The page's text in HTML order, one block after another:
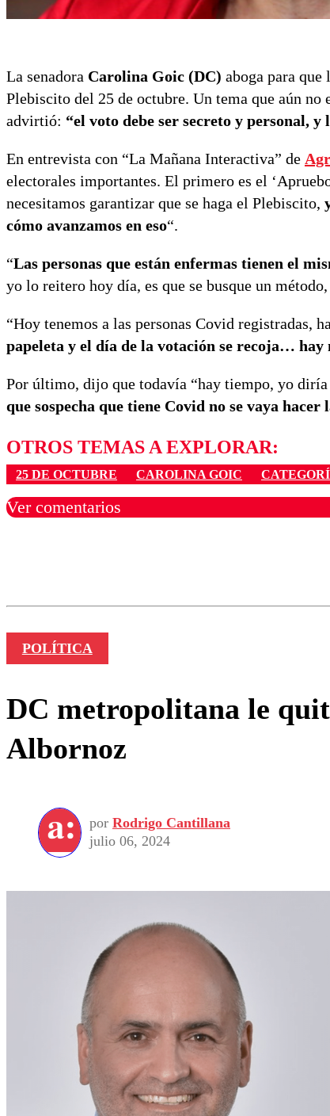
La senadora Carolina Goic (DC) aboga para
Plebiscito del 25 de octubre. Un tema que aún no
advirtió: “el voto debe ser secreto y personal,
En entrevista con “La Mañana Interactiva” de
electorales importantes. El primero es el
necesitamos garantizar que se haga el Plebiscito,
cómo avanzamos en eso“.
“Las personas que están enfermas tienen el
yo lo reitero hoy día, es que se busque un
“Hoy tenemos a las personas Covid registradas,
papeleta y el día de la votación se recoja… hay
Por último, dijo que todavía “hay tiempo, yo diría
que sospecha que tiene Covid no se vaya
OTROS TEMAS A EXPLORAR:
25 DE OCTUBRE CAROLINA GOIC
Ver comentarios
POLÍTICA
DC metropolitana le
Albornoz
por Rodrigo Cantillana
julio 06, 2024